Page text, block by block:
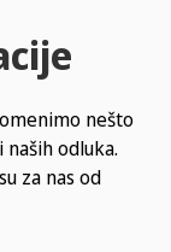
nešto
odluka.
za nas od